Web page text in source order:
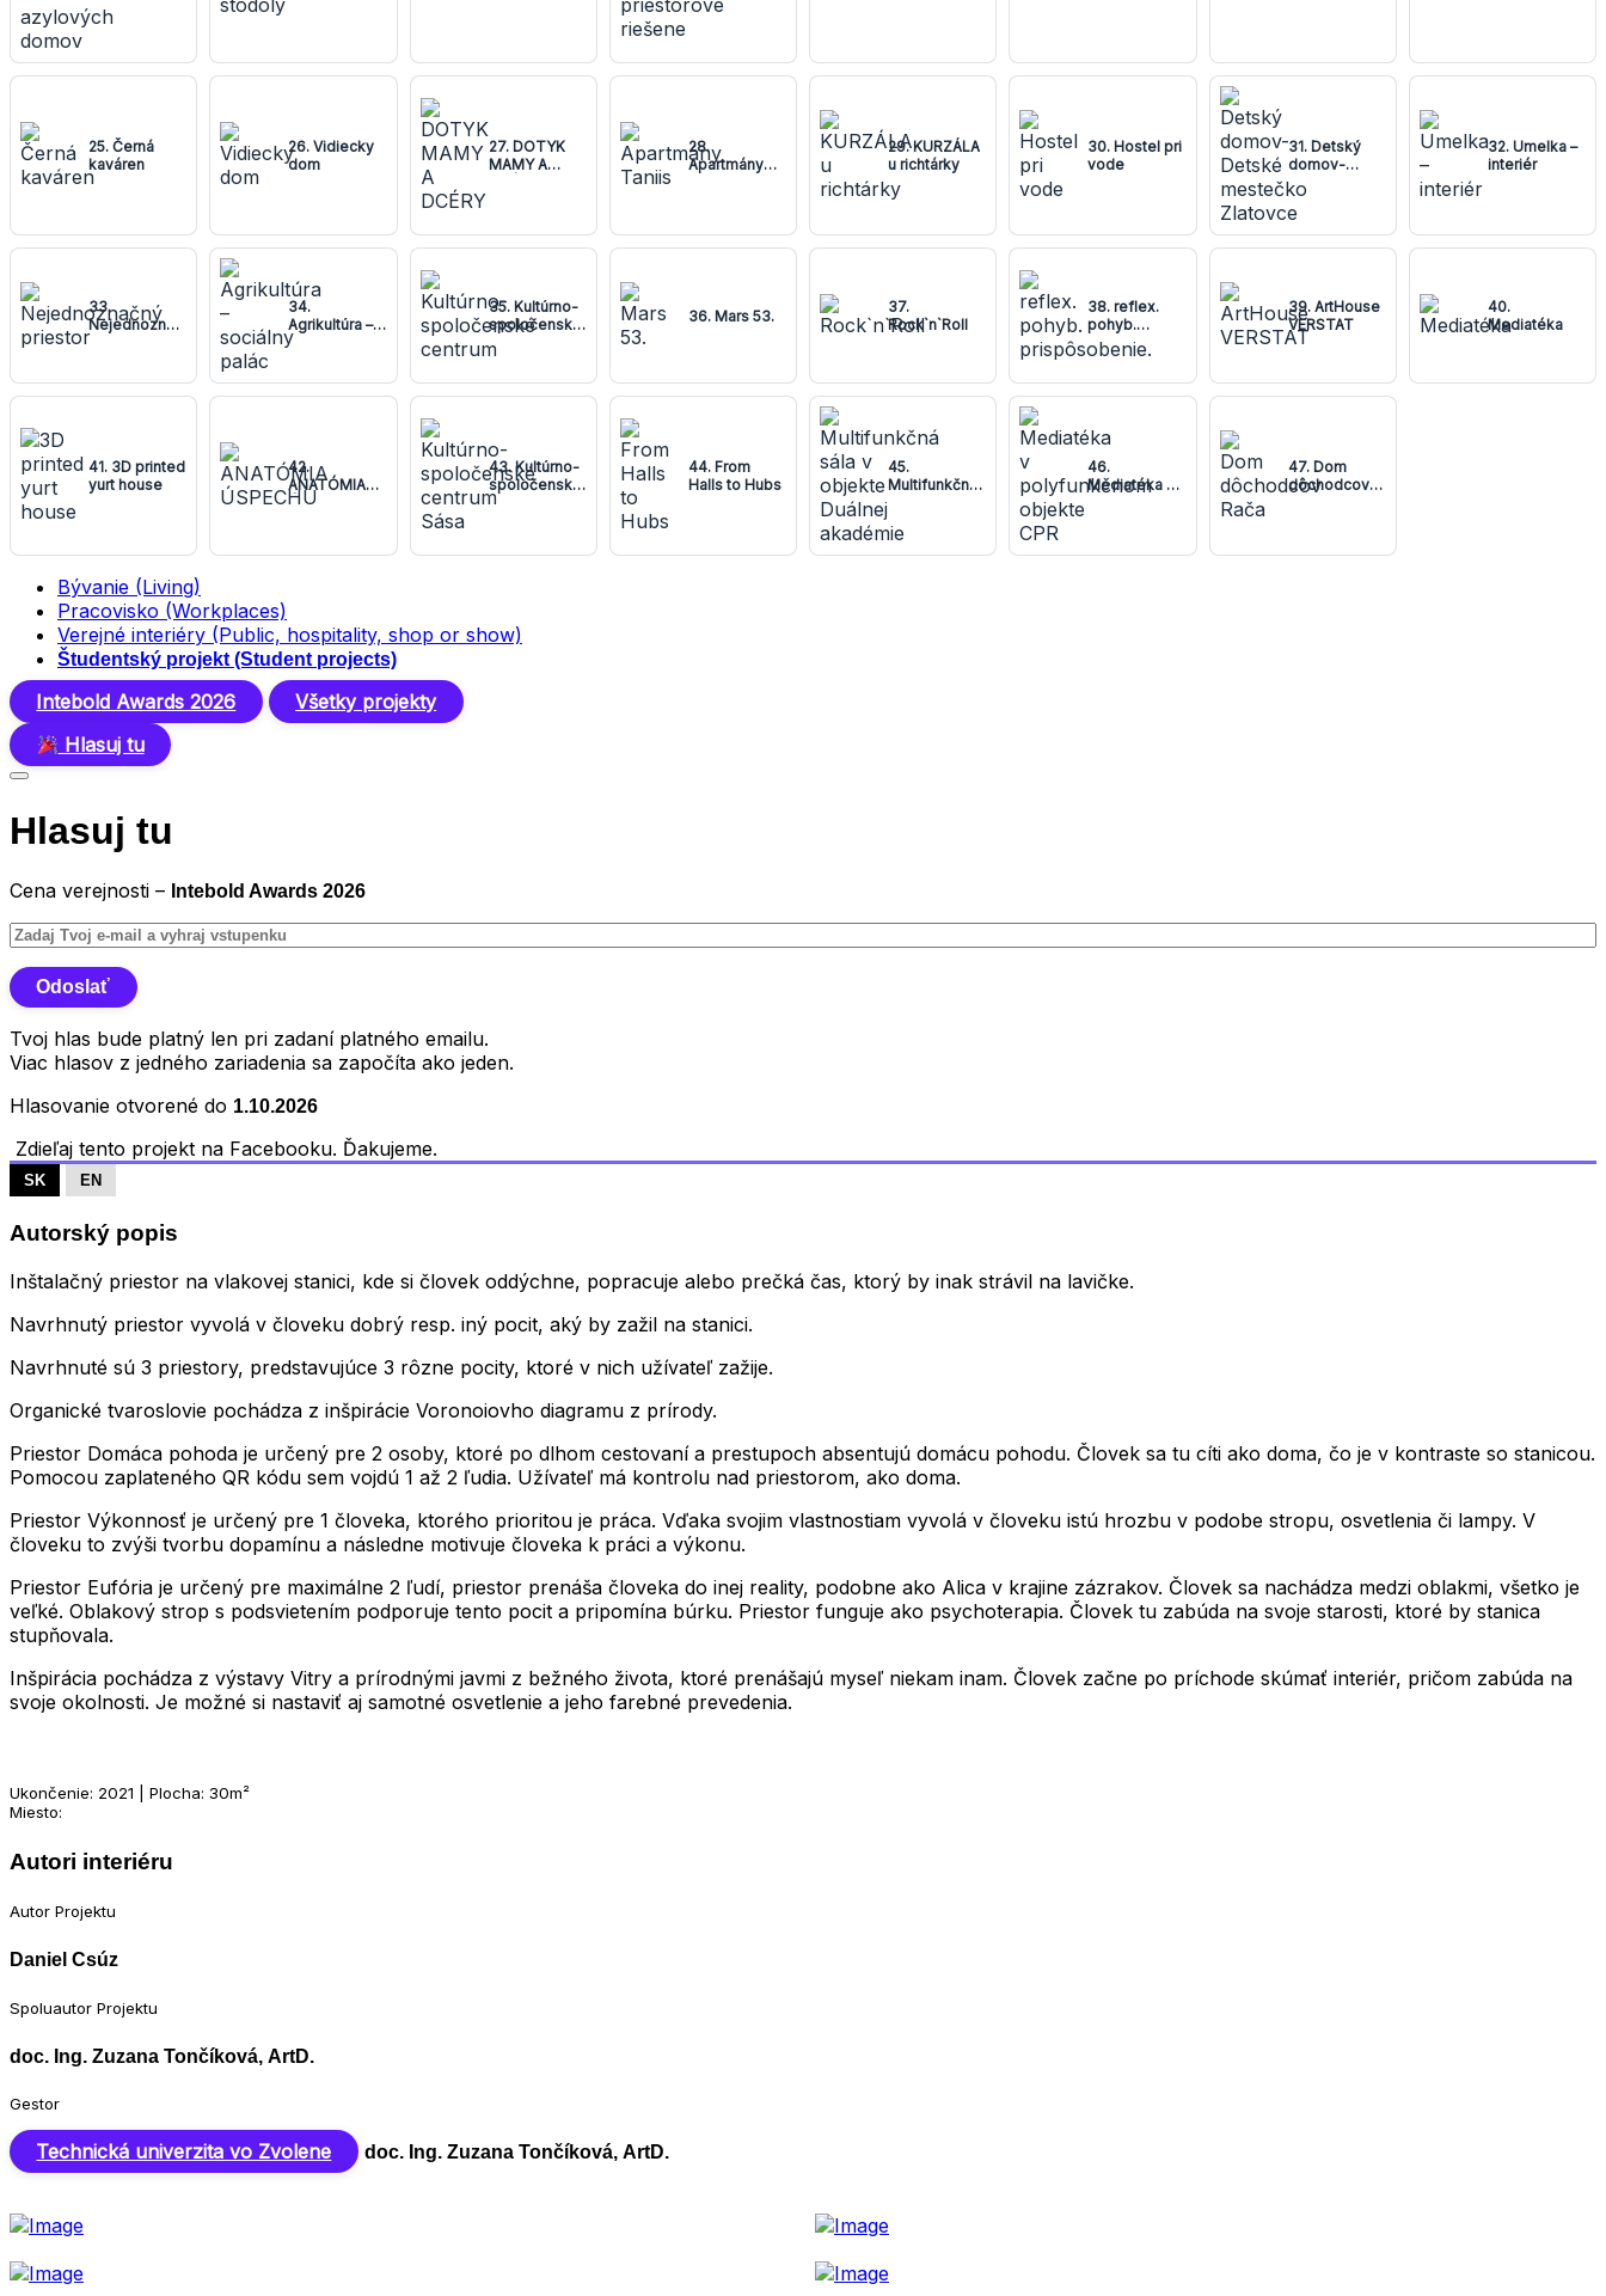
azylových
domov
riešene
25. Černá
kaváren
26. Vidiecky
dom
27. DOTYK
MAMY A
28.
Apartmány
29. KURZÁLA
u richtárky
30. Hostel pri
vode
31. Detský
domov-
Detské
mestečko
Zlatovce
32. Umelka –
interiér
33.
Nejednoznačný
34.
Agrikultúra –
sociálny
35. Kultúrno-
spoločenské
centrum
36. Mars 53.
37.
Rock`n`Roll
38. reflex.
pohyb.
prispôsobenie.
39. ArtHouse
VERSTAT
40.
Mediatéka
41. 3D printed
yurt house
42.
ANATÓMIA
ÚSPECHU
43. Kultúrno-
spoločenské
centrum Sása
44. From
Halls to Hubs
45.
Multifunkčná
Duálnej
akadémie
46.
Mediatéka v
47. Dom
dôchodcov
Bývanie (Living)
Pracovisko (Workplaces)
Verejné interiéry (Public, hospitality, shop or show)
Študentský projekt (Student projects)
Intebold Awards 2026
Všetky projekty
Hlasuj tu
Hlasuj tu
Cena verejnosti – Intebold Awards 2026
Tvoj hlas bude platný len pri zadaní platného emailu.
Viac hlasov z jedného zariadenia sa započíta ako jeden.
Hlasovanie otvorené do 1.10.2026
Zdieľaj tento projekt na Facebooku. Ďakujeme.
SK EN
Autorský popis
Inštalačný priestor na vlakovej stanici, kde si človek oddýchne, popracuje alebo prečká čas, ktorý by inak strávil na lavičke.
Navrhnutý priestor vyvolá v človeku dobrý resp. iný pocit, aký by zažil na stanici.
Navrhnuté sú 3 priestory, predstavujúce 3 rôzne pocity, ktoré v nich užívateľ zažije.
Organické tvaroslovie pochádza z inšpirácie Voronoiovho diagramu z prírody.
Priestor Domáca pohoda je určený pre 2 osoby, ktoré po dlhom cestovaní a prestupoch absentujú domácu pohodu. Človek sa tu cíti ako doma, čo je v kontraste so stanicou.
Pomocou zaplateného QR kódu sem vojdú 1 až 2 ľudia. Užívateľ má kontrolu nad priestorom, ako doma.
Priestor Výkonnosť je určený pre 1 človeka, ktorého prioritou je práca. Vďaka svojim vlastnostiam vyvolá v človeku istú hrozbu v podobe stropu, osvetlenia či lampy. V
človeku to zvýši tvorbu dopamínu a následne motivuje človeka k práci a výkonu.
Priestor Eufória je určený pre maximálne 2 ľudí, priestor prenáša človeka do inej reality, podobne ako Alica v krajine zázrakov. Človek sa nachádza medzi oblakmi, všetko je
veľké. Oblakový strop s podsvietením podporuje tento pocit a pripomína búrku. Priestor funguje ako psychoterapia. Človek tu zabúda na svoje starosti, ktoré by stanica
stupňovala.
Inšpirácia pochádza z výstavy Vitry a prírodnými javmi z bežného života, ktoré prenášajú myseľ niekam inam. Človek začne po príchode skúmať interiér, pričom zabúda na
svoje okolnosti. Je možné si nastaviť aj samotné osvetlenie a jeho farebné prevedenia.
Ukončenie: 2021 | Plocha: 30m²
Miesto:
Autori interiéru
Autor Projektu
Daniel Csúz
Spoluautor Projektu
doc. Ing. Zuzana Tončíková, ArtD.
Gestor
Technická univerzita vo Zvolene doc. Ing. Zuzana Tončíková, ArtD.